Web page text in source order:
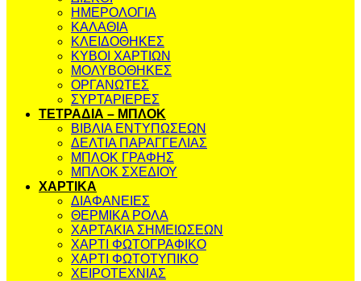
ΗΜΕΡΟΛΟΓΙΑ
ΚΑΛΑΘΙΑ
ΚΛΕΙΔΟΘΗΚΕΣ
ΚΥΒΟΙ ΧΑΡΤΙΩΝ
ΜΟΛΥΒΟΘΗΚΕΣ
ΟΡΓΑΝΩΤΕΣ
ΣΥΡΤΑΡΙΕΡΕΣ
ΤΕΤΡΑΔΙΑ – ΜΠΛΟΚ
ΒΙΒΛΙΑ ΕΝΤΥΠΩΣΕΩΝ
ΔΕΛΤΙΑ ΠΑΡΑΓΓΕΛΙΑΣ
ΜΠΛΟΚ ΓΡΑΦΗΣ
ΜΠΛΟΚ ΣΧΕΔΙΟΥ
ΧΑΡΤΙΚΑ
ΔΙΑΦΑΝΕΙΕΣ
ΘΕΡΜΙΚΑ ΡΟΛΑ
ΧΑΡΤΑΚΙΑ ΣΗΜΕΙΩΣΕΩΝ
ΧΑΡΤΙ ΦΩΤΟΓΡΑΦΙΚΟ
ΧΑΡΤΙ ΦΩΤΟΤΥΠΙΚΟ
ΧΕΙΡΟΤΕΧΝΙΑΣ